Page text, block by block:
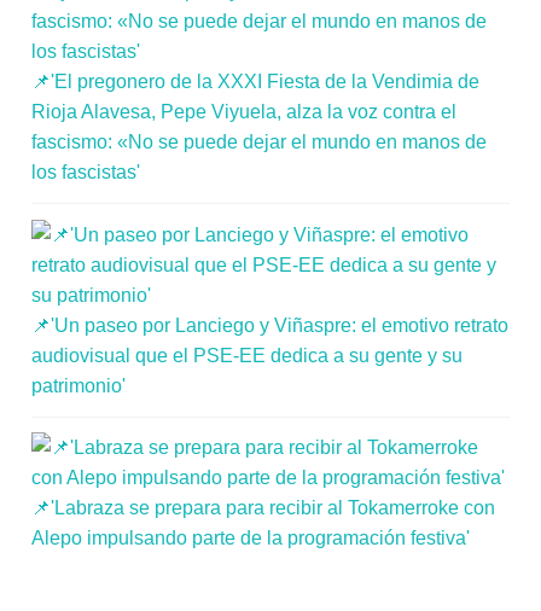
📌'El pregonero de la XXXI Fiesta de la Vendimia de
Rioja Alavesa, Pepe Viyuela, alza la voz contra el
fascismo: «No se puede dejar el mundo en manos de
los fascistas'
📌'Un paseo por Lanciego y Viñaspre: el emotivo retrato
audiovisual que el PSE-EE dedica a su gente y su
patrimonio'
📌'Labraza se prepara para recibir al Tokamerroke con
Alepo impulsando parte de la programación festiva'